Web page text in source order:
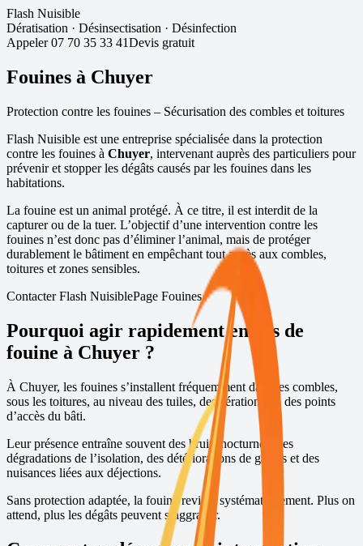
Flash Nuisible
Dératisation · Désinsectisation · Désinfection
Appeler 07 70 35 33 41Devis gratuit
Fouines à Chuyer
Protection contre les fouines – Sécurisation des combles et toitures
Flash Nuisible est une entreprise spécialisée dans la protection
contre les fouines à Chuyer, intervenant auprès des particuliers pour
prévenir et stopper les dégâts causés par les fouines dans les
habitations.
La fouine est un animal protégé. À ce titre, il est interdit de la
capturer ou de la tuer. L’objectif d’une intervention contre les
fouines n’est donc pas d’éliminer l’animal, mais de protéger
durablement le bâtiment en empêchant tout accès aux combles,
toitures et zones sensibles.
Contacter Flash NuisiblePage Fouines
Pourquoi agir rapidement en cas de
fouine à Chuyer ?
À Chuyer, les fouines s’installent fréquemment dans les combles,
sous les toitures, au niveau des tuiles, des aérations ou des points
d’accès du bâti.
Leur présence entraîne souvent des bruits nocturnes, des
dégradations de l’isolation, des détériorations de gaines et des
nuisances liées aux déjections.
Sans protection adaptée, la fouine revient systématiquement. Plus on
attend, plus les dégâts peuvent s’aggraver.